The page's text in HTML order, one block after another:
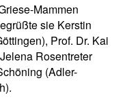
Mammen
sie Kerstin
Prof. Dr. Kai
Rosentreter
(Adler-